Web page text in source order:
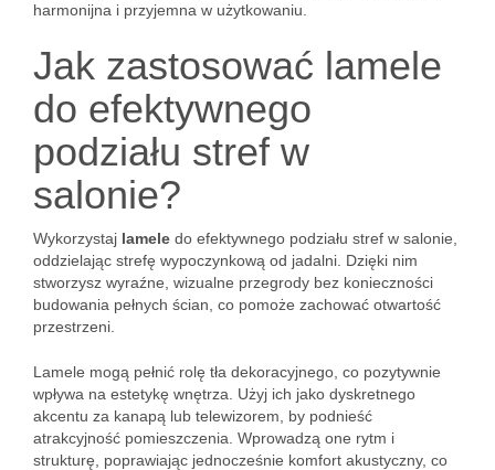
harmonijna i przyjemna w użytkowaniu.
Jak zastosować lamele
do efektywnego
podziału stref w
salonie?
Wykorzystaj lamele do efektywnego podziału stref w salonie,
oddzielając strefę wypoczynkową od jadalni. Dzięki nim
stworzysz wyraźne, wizualne przegrody bez konieczności
budowania pełnych ścian, co pomoże zachować otwartość
przestrzeni.
Lamele mogą pełnić rolę tła dekoracyjnego, co pozytywnie
wpływa na estetykę wnętrza. Użyj ich jako dyskretnego
akcentu za kanapą lub telewizorem, by podnieść
atrakcyjność pomieszczenia. Wprowadzą one rytm i
strukturę, poprawiając jednocześnie komfort akustyczny, co